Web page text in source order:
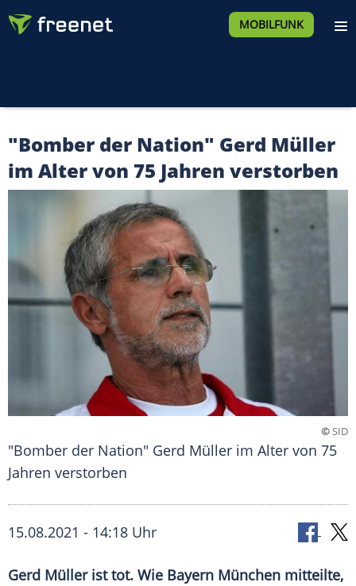
MOBILFUNK
"Bomber der Nation" Gerd Müller
im Alter von 75 Jahren verstorben
©SID
"Bomber der Nation" Gerd Müller im Alter von 75
Jahren verstorben
15.08.2021 - 14:18 Uhr
Gerd Müllerist tot. Wie Bayern München mitteilte,